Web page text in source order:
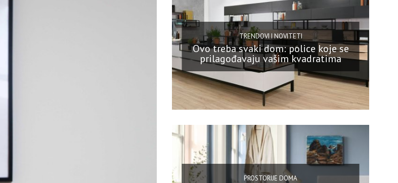
TRENDOVI I NOVITETI
Ovo treba svaki dom: police koje se
prilagođavaju vašim kvadratima
PROSTORIJE DOMA